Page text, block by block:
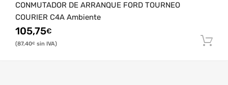
CONMUTADOR DE ARRANQUE FORD TOURNEO
COURIER C4A Ambiente
105,75€
87,40€